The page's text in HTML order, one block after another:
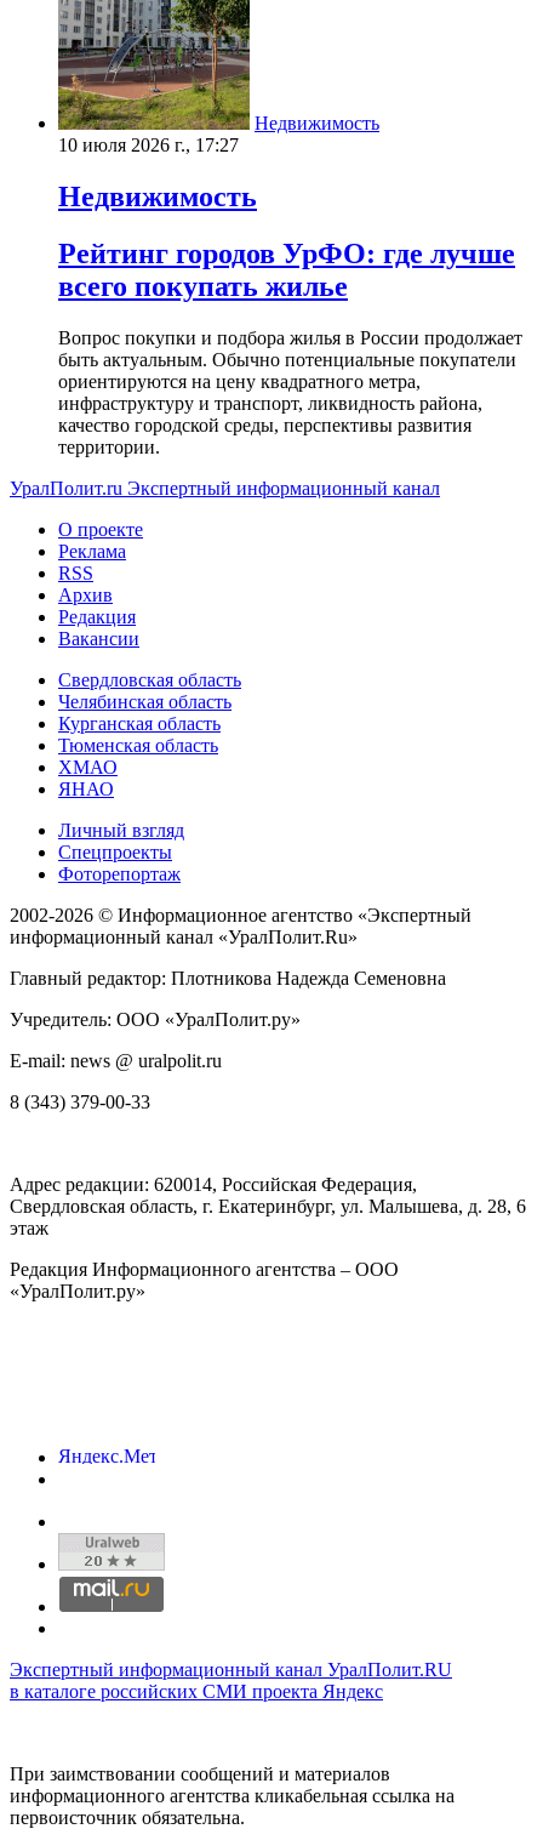
Недвижимость
10 июля 2026 г., 17:27
Недвижимость
Рейтинг городов УрФО: где лучше
всего покупать жилье
Вопрос покупки и подбора жилья в России продолжает
быть актуальным. Обычно потенциальные покупатели
ориентируются на цену квадратного метра,
инфраструктуру и транспорт, ликвидность района,
качество городской среды, перспективы развития
территории.
УралПолит.ru Экспертный информационный канал
О проекте
Реклама
RSS
Архив
Редакция
Вакансии
Свердловская область
Челябинская область
Курганская область
Тюменская область
ХМАО
ЯНАО
Личный взгляд
Спецпроекты
Фоторепортаж
2002-2026 © Информационное агентство «Экспертный
информационный канал «УралПолит.Ru»
Главный редактор: Плотникова Надежда Семеновна
Учредитель: ООО «УралПолит.ру»
E-mail: news @ uralpolit.ru
8 (343) 379-00-33
Адрес редакции: 620014, Российская Федерация,
Свердловская область, г. Екатеринбург, ул. Малышева, д. 28, 6
этаж
Редакция Информационного агентства – ООО
«УралПолит.ру»
Экспертный информационный канал УралПолит.RU
в каталоге российских СМИ проекта Яндекс
При заимствовании сообщений и материалов
информационного агентства кликабельная ссылка на
первоисточник обязательна.